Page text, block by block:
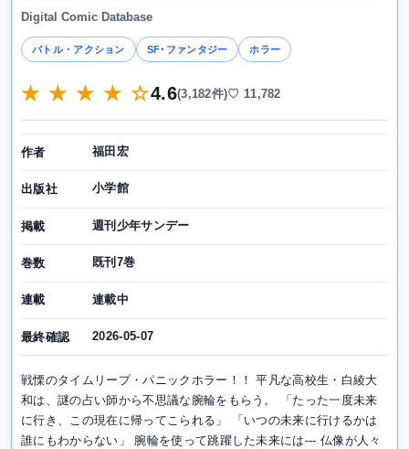
Digital Comic Database
バトル・アクション SF･ファンタジー ホラー
★ ★ ★ ★ ☆4.6(3,182件)♡ 11,782
作者 福田宏
出版社 小学館
掲載 週刊少年サンデー
巻数 既刊7巻
連載 連載中
最終確認 2026-05-07
戦慄のタイムリープ・パニックホラー！！ 平凡な高校生・白綾大
和は、謎の占い師から不思議な腕輪をもらう。 「たった一度未来
に行き、この現在に帰ってこられる」 「いつの未来に行けるかは
誰にもわからない」 腕輪を使って跳躍した未来には--- 仏像が人々